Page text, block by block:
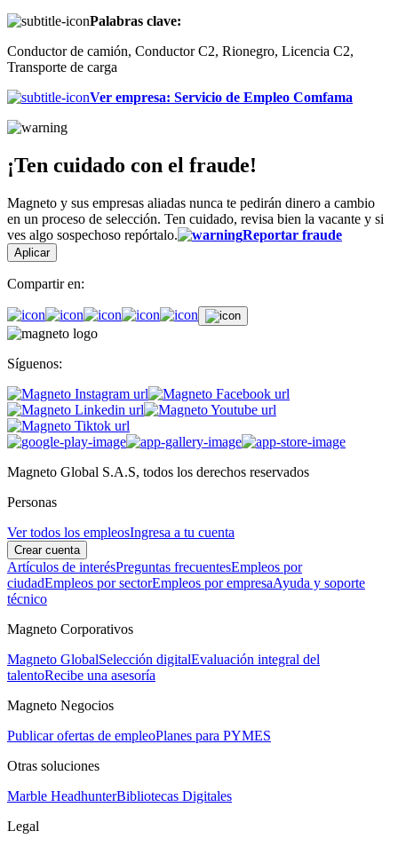
Palabras clave:
Conductor de camión, Conductor C2, Rionegro, Licencia C2,
Transporte de carga
Ver empresa: Servicio de Empleo Comfama
¡Ten cuidado con el fraude!
Magneto y sus empresas aliadas nunca te pedirán dinero a cambio
en un proceso de selección. Ten cuidado, revisa bien la vacante y si
ves algo sospechoso repórtalo.
Reportar fraude
Aplicar
Compartir en:
Síguenos:
Magneto Global S.A.S, todos los derechos reservados
Personas
Ver todos los empleosIngresa a tu cuenta
Crear cuenta
Artículos de interésPreguntas frecuentesEmpleos por
ciudadEmpleos por sectorEmpleos por empresaAyuda y soporte
técnico
Magneto Corporativos
Magneto GlobalSelección digitalEvaluación integral del
talentoRecibe una asesoría
Magneto Negocios
Publicar ofertas de empleoPlanes para PYMES
Otras soluciones
Marble HeadhunterBibliotecas Digitales
Legal